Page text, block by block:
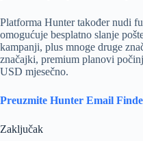
Platforma Hunter također nudi
omogućuje besplatno slanje
kampanji, plus mnoge druge
značajki, premium planovi
USD mjesečno.
Preuzmite Hunter Email
Zaključak